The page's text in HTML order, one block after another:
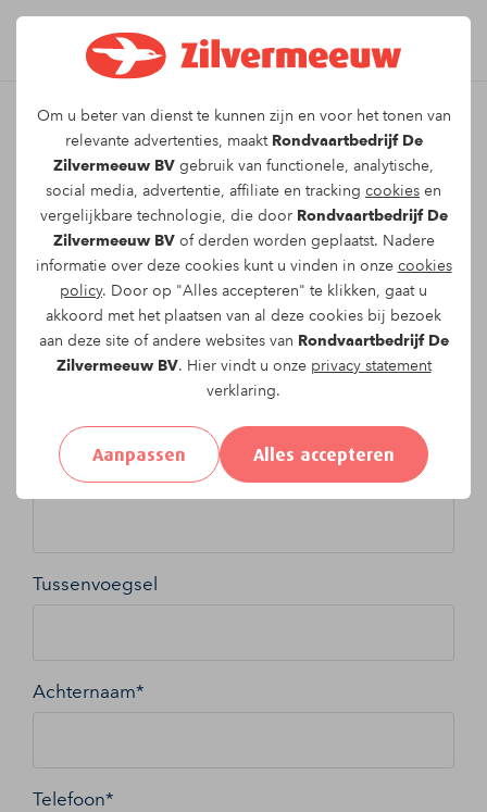
Om u beter van dienst te kunnen zijn en voor het tonen van
relevante advertenties, maakt Rondvaartbedrijf De
Zilvermeeuw BV gebruik van functionele, analytische,
social media, advertentie, affiliate en tracking cookies en
vergelijkbare technologie, die door Rondvaartbedrijf De
Zilvermeeuw BVof derden worden geplaatst. Nadere
informatie over deze cookies kunt u vinden in onze cookies
policy. Door op "Alles accepteren" te klikken, gaat u
akkoord met het plaatsen van al deze cookies bij bezoek
aan deze site of andere websites van Rondvaartbedrijf De
Zilvermeeuw BV. Hier vindt u onze privacy statement
verklaring.
Aanpassen Alles accepteren
Leuk dat u kiest voor dit
arrangement!
Om te reserveren voor de Zwerftochtvaartocht
zondag 29-06-2025 14:00 vragen wij u
onderstaand formulier in te vullen.
Uw gegevens:
Aanhef: Heer Mevrouw Anders
Voornaam*
Tussenvoegsel
Achternaam*
Telefoon*